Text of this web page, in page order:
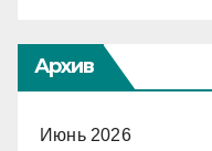
Архив
Июнь 2026